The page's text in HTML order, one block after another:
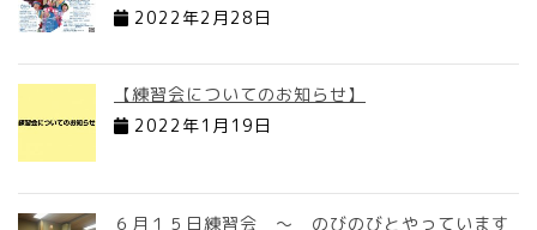
2022年2月28日
【練習会についてのお知らせ】
2022年1月19日
６月１５日練習会 ～ のびのびとやっています